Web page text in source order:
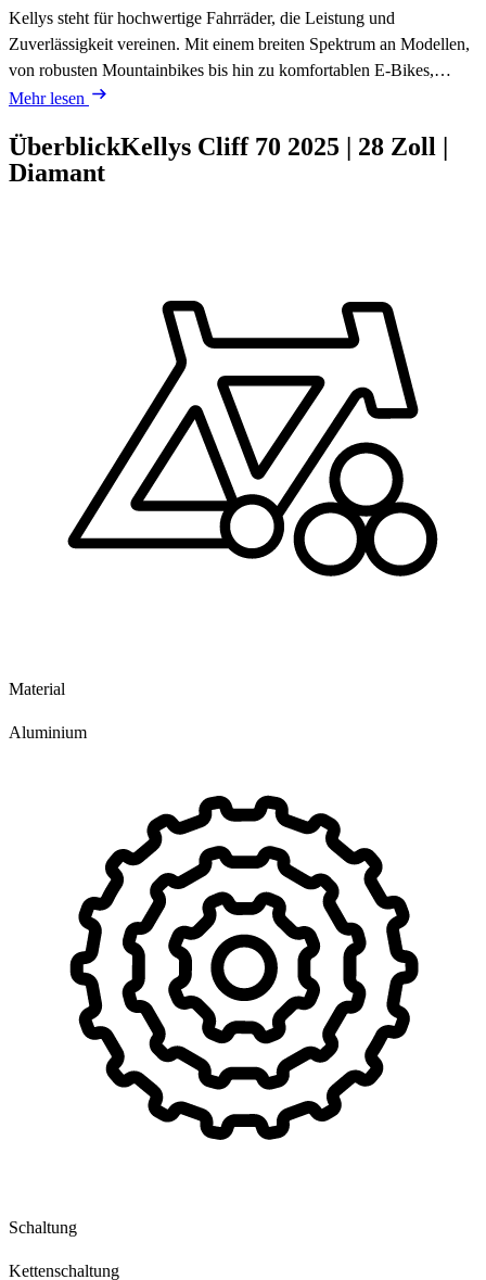
Kellys steht für hochwertige Fahrräder, die Leistung und
Zuverlässigkeit vereinen. Mit einem breiten Spektrum an Modellen,
von robusten Mountainbikes bis hin zu komfortablen E-Bikes,…
Mehr lesen
ÜberblickKellys Cliff 70 2025 | 28 Zoll |
Diamant
Material
Aluminium
Schaltung
Kettenschaltung